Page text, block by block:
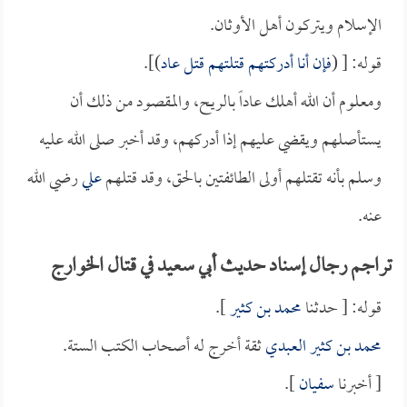
الإسلام ويتركون أهل الأوثان.
قوله: [ (فإن أنا أدركتهم قتلتهم قتل عاد)].
ومعلوم أن الله أهلك عاداً بالريح، والمقصود من ذلك أن
يستأصلهم ويقضي عليهم إذا أدركهم، وقد أخبر صلى الله عليه
وسلم بأنه تقتلهم أولى الطائفتين بالحق، وقد قتلهمعليرضي الله
عنه.
تراجم رجال إسناد حديث أبي سعيد في قتال الخوارج
قوله: [ حدثنامحمد بن كثير].
محمد بن كثير العبديثقة أخرج له أصحاب الكتب الستة.
[ أخبرناسفيان].